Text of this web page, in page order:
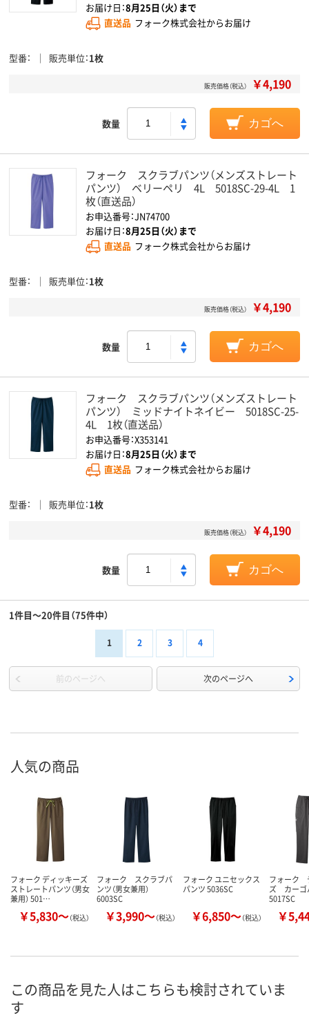
お届け日：8月25日（火）まで
直送品 フォーク株式会社からお届け
型番 販売単位 1枚
販売価格（税込） ￥4,190
数量 カゴへ
フォーク スクラブパンツ（メンズストレート
パンツ） ベリーペリ 4L 5018SC-29-4L 1
枚（直送品）
お申込番号：JN74700
お届け日：8月25日（火）まで
直送品 フォーク株式会社からお届け
型番 販売単位 1枚
販売価格（税込） ￥4,190
数量 カゴへ
フォーク スクラブパンツ（メンズストレート
パンツ） ミッドナイトネイビー 5018SC-25-
4L 1枚（直送品）
お申込番号：X353141
お届け日：8月25日（火）まで
直送品 フォーク株式会社からお届け
型番 販売単位 1枚
販売価格（税込） ￥4,190
数量 カゴへ
1件目～20件目（75件中）
1 2 3 4
前のページへ 次のページへ
人気の商品
フォーク ディッキーズ
ストレートパンツ（男女
兼用） 501…
￥5,830～（税込）
フォーク スクラブパ
ンツ（男女兼用）
6003SC
￥3,990～（税込）
フォーク ユニセックス
パンツ 5036SC
￥6,850～（税込）
フォーク
ズ カー
5017SC
￥
この商品を見た人はこちらも検討されていま
す